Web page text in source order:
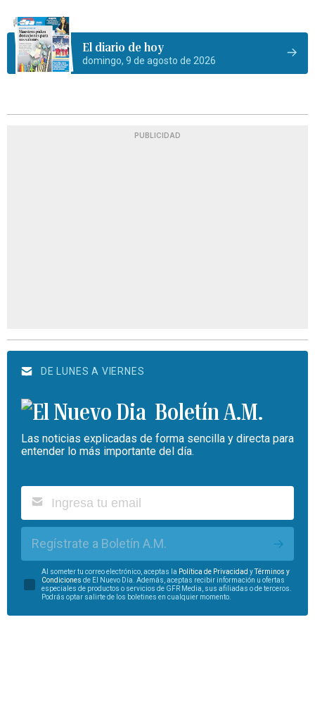
El diario de hoy
domingo, 9 de agosto de 2026
PUBLICIDAD
DE LUNES A VIERNES
Boletín A.M.
Las noticias explicadas de forma sencilla y directa para
entender lo más importante del día.
Regístrate a Boletín A.M.
Al someter tu correo electrónico, aceptas la Política de Privacidad yTérminos y
Condiciones de El Nuevo Día. Además, aceptas recibir información u ofertas
especiales de productos o servicios de GFR Media, sus afiliadas o de terceros.
Podrás optar salirte de los boletines en cualquier momento.